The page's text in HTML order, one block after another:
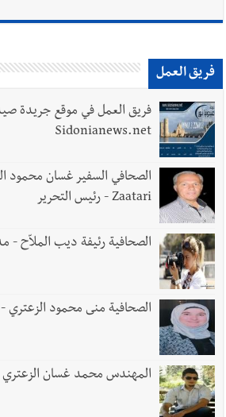
فريق العمل
فريق العمل في موقع جريدة
Sidonianews.net
Zaatari - رئيس التحرير
الصحافية رئيفة ديب الملاّح -
الصحافية منى محمود الزعتري -
المهندس محمد غسان الزعتري